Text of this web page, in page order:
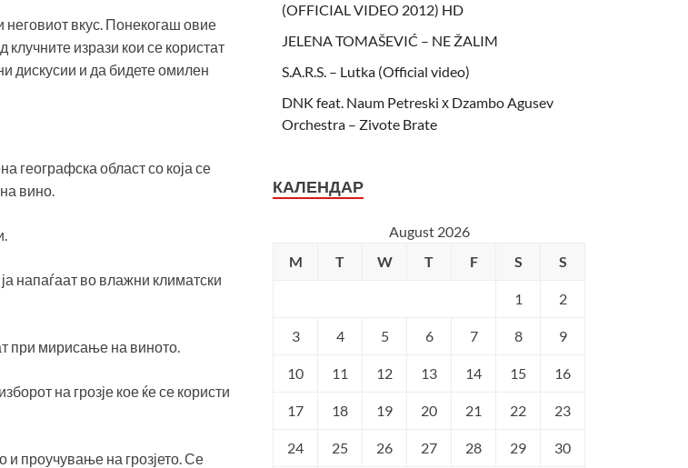
неговиот вкус. Понекогаш овие
клучните изрази кои се користат
дискусии и да бидете омилен
географска област со која се
вино.
напаѓаат во влажни климатски
при мирисање на виното.
на грозје кое ќе се користи
и проучување на грозјето. Се
(OFFICIAL VIDEO 2012) HD
JELENA TOMAŠEVIĆ – NE ŽALIM
S.A.R.S. – Lutka (Official video)
DNK feat. Naum Petreski х Dzambo Agusev
Orchestra – Zivote Brate
КАЛЕНДАР
August 2026
M
T W T F S S
1 2
3 4 5 6 7 8 9
10 11 12 13 14 15 16
17 18 19 20 21 22 23
24 25 26 27 28 29 30